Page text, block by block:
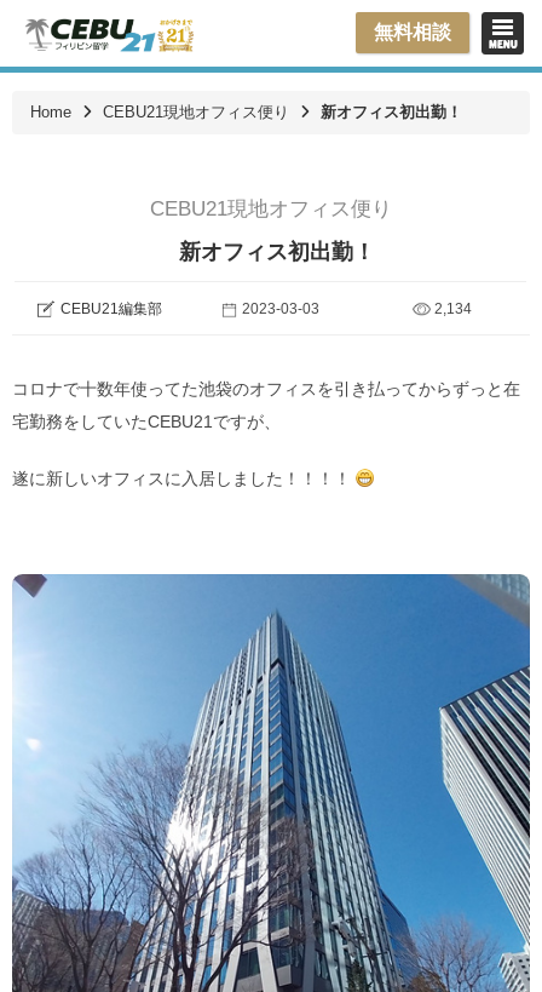
無料相談
Home CEBU21現地オフィス便り 新オフィス初出勤！
CEBU21現地オフィス便り
新オフィス初出勤！
CEBU21編集部 2023-03-03 2,134
コロナで十数年使ってた池袋のオフィスを引き払ってからずっと在
宅勤務をしていたCEBU21ですが、
遂に新しいオフィスに入居しました！！！！